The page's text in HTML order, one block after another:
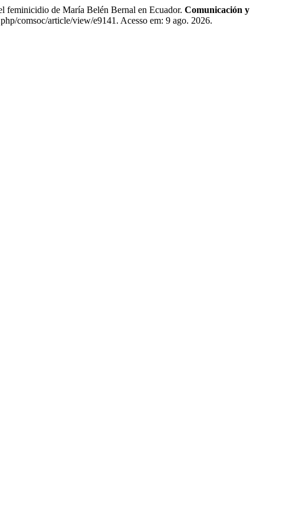
de María Belén Bernal en Ecuador. Comunicación y
comsoc/article/view/e9141. Acesso em: 9 ago. 2026.